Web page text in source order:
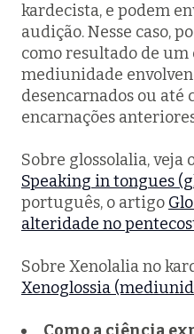
kardecista, e podem
audição. Nesse caso,
como resultado de
mediunidade
desencarnados ou até
encarnações
Sobre glossolalia, veja
Speaking in tongues
português, o artigo
alteridade no
Sobre Xenolalia no
Xenoglossia